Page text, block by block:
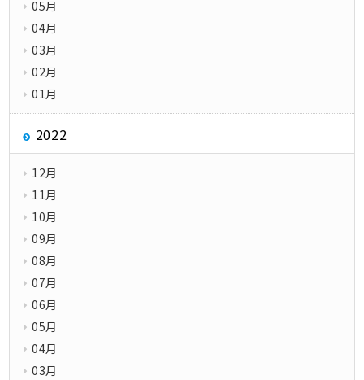
05月
04月
03月
02月
01月
2022
12月
11月
10月
09月
08月
07月
06月
05月
04月
03月